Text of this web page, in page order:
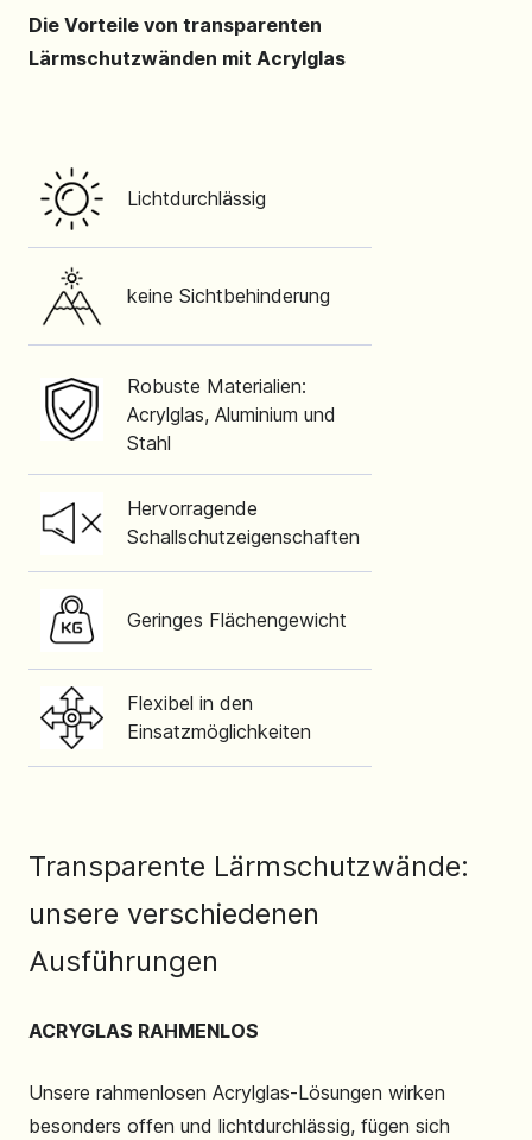
Die Vorteile von transparenten
Lärmschutzwänden mit Acrylglas
Lichtdurchlässig
keine Sichtbehinderung
Robuste Materialien:
Acrylglas, Aluminium und
Stahl
Hervorragende
Schallschutzeigenschaften
Geringes Flächengewicht
Flexibel in den
Einsatzmöglichkeiten
Transparente Lärmschutzwände:
unsere verschiedenen
Ausführungen
ACRYGLAS RAHMENLOS
Unsere rahmenlosen Acrylglas-Lösungen wirken
besonders offen und lichtdurchlässig, fügen sich